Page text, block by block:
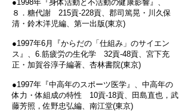
●1998年『身体活動と不活動の健康影響』、
８．糖代謝 215貢‐228貢、郡司篤晃・川久保
清・鈴木洋児編、第一出版(東京)
●1997年6月『からだの「仕組み」のサイエン
ス』、6.筋疲労の生化学 32貢‐48貢、宮下充
正・加賀谷淳子編著、杏林書院(東京)
●1997年『中高年のスポーツ医学』、中高年の
体力・体組成の特性 10貢‐18貢、田島直也，武
藤芳照，佐野忠弘編、南江堂(東京)